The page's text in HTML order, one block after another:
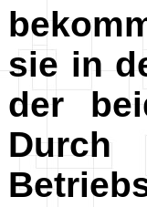
sie in
der